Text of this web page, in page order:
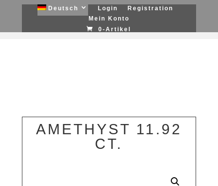
Deutsch Login
Registration
Mein Konto
0-Artikel
AMETHYST 11.92
CT.